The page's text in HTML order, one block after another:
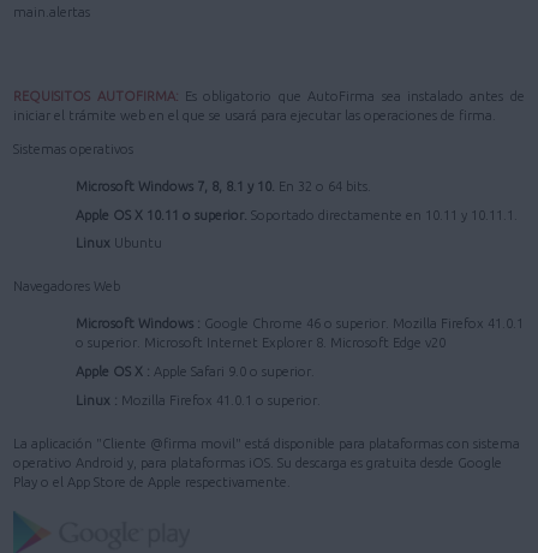
main.alertas
REQUISITOS AUTOFIRMA: Es obligatorio que AutoFirma sea instalado antes de
iniciar el trámite web en el que se usará para ejecutar las operaciones de firma.
Sistemas operativos
Microsoft Windows 7, 8, 8.1 y 10. En 32 o 64 bits.
Apple OS X 10.11 o superior. Soportado directamente en 10.11 y 10.11.1.
Linux Ubuntu
Navegadores Web
Microsoft Windows : Google Chrome 46 o superior. Mozilla Firefox 41.0.1
o superior. Microsoft Internet Explorer 8. Microsoft Edge v20
Apple OS X : Apple Safari 9.0 o superior.
Linux : Mozilla Firefox 41.0.1 o superior.
La aplicación "Cliente @firma movil" está disponible para plataformas con sistema
operativo Android y, para plataformas iOS. Su descarga es gratuita desde Google
Play o el App Store de Apple respectivamente.